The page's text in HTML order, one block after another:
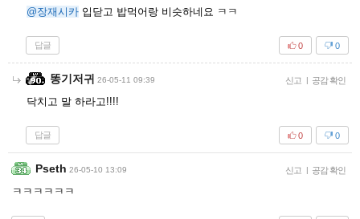
@장재시카 입닫고 밥먹어랑 비슷하네요 ㅋㅋ
답글 0
0
똥기저귀 26-05-11 09:39 신고 | 공감 확인
닥치고 말 하라고!!!!
답글 0
0
Pseth 26-05-10 13:09 신고 | 공감 확인
ㅋㅋㅋㅋㅋㅋ